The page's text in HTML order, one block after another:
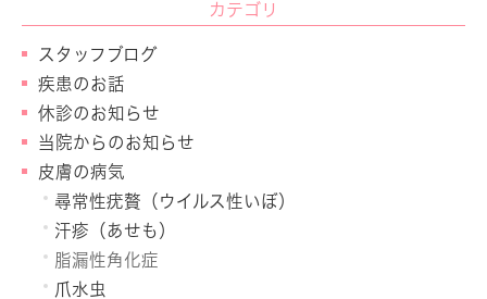
カテゴリ
スタッフブログ
疾患のお話
休診のお知らせ
当院からのお知らせ
皮膚の病気
尋常性疣贅（ウイルス性いぼ）
汗疹（あせも）
脂漏性角化症
爪水虫